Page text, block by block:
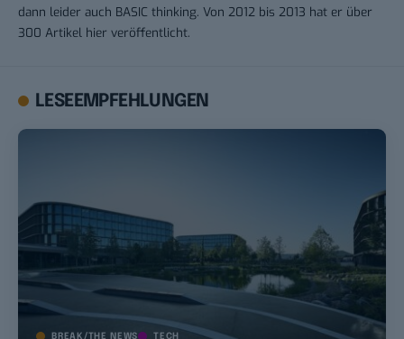
dann leider auch BASIC thinking. Von 2012 bis 2013 hat er über
300 Artikel hier veröffentlicht.
LESEEMPFEHLUNGEN
BREAK/THE NEWS TECH